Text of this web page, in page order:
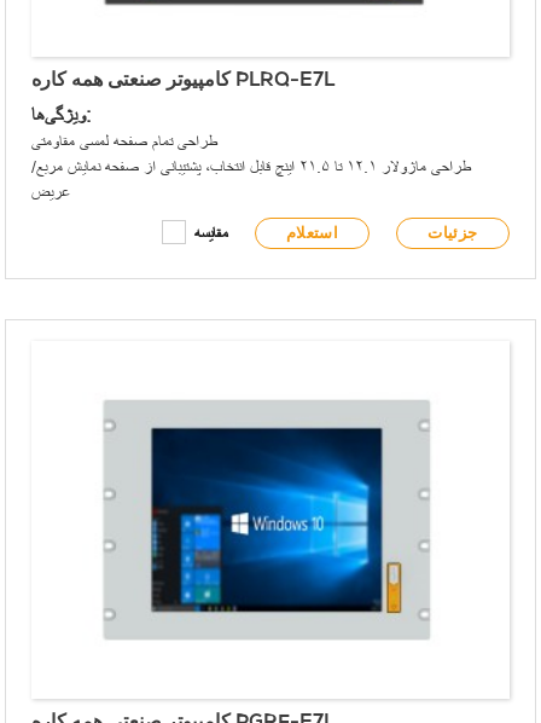
کامپیوتر صنعتی همه کاره PLRQ-E7L
ویژگی‌ها:
طراحی تمام صفحه لمسی مقاومتی
طراحی ماژولار ۱۲.۱ تا ۲۱.۵ اینچ قابل انتخاب، پشتیبانی از صفحه نمایش مربع/
عریض
پنل جلویی دارای USB نوع A و چراغ‌های نشانگر سیگنال است
مقایسه استعلام جزئیات